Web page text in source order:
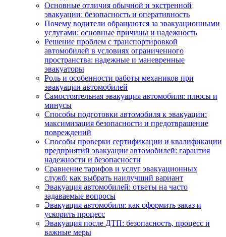
Основные отличия обычной и экстренной
эвакуации: безопасность и оперативность
Почему водители обращаются за эвакуационными
услугами: основные причины и надежность
Решение проблем с транспортировкой
автомобилей в условиях ограниченного
пространства: надежные и маневренные
эвакуаторы
Роль и особенности работы механиков при
эвакуации автомобилей
Самостоятельная эвакуация автомобиля: плюсы и
минусы
Способы подготовки автомобиля к эвакуации:
максимизация безопасности и предотвращение
повреждений
Способы проверки сертификации и квалификации
предприятий эвакуации автомобилей: гарантия
надежности и безопасности
Сравнение тарифов и услуг эвакуационных
служб: как выбрать наилучший вариант
Эвакуация автомобилей: ответы на часто
задаваемые вопросы
Эвакуация автомобиля: как оформить заказ и
ускорить процесс
Эвакуация после ДТП: безопасность, процесс и
важные меры